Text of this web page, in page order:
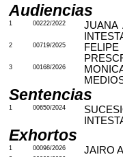
Audiencias
1 00222/2022
JUANA
2 00719/2025
3 00168/2026
Sentencias
1 00650/2024
Exhortos
1 00096/2026 JAIRO